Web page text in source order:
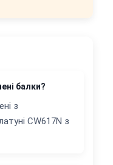
балки?
з
CW617N з